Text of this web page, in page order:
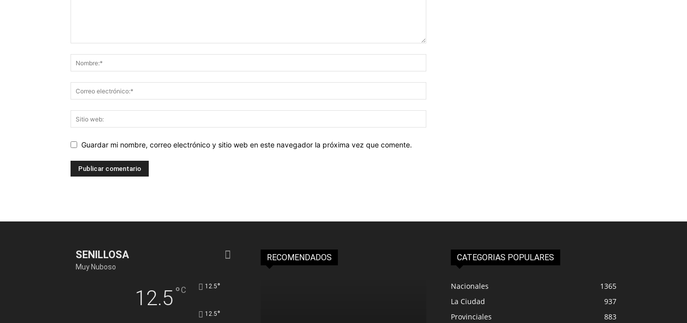
Guardar mi nombre, correo electrónico y sitio web en este navegador la próxima vez que comente.
SENILLOSA
Muy Nuboso
12.5°C 12.5°
12.5°
RECOMENDADOS CATEGORIAS POPULARES
Nacionales
1365
La Ciudad
937
Provinciales
883